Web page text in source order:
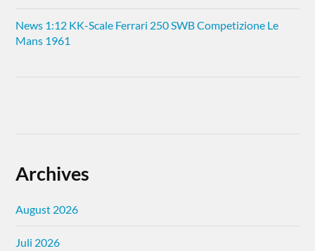
News 1:12 KK-Scale Ferrari 250 SWB Competizione Le
Mans 1961
Archives
August 2026
Juli 2026